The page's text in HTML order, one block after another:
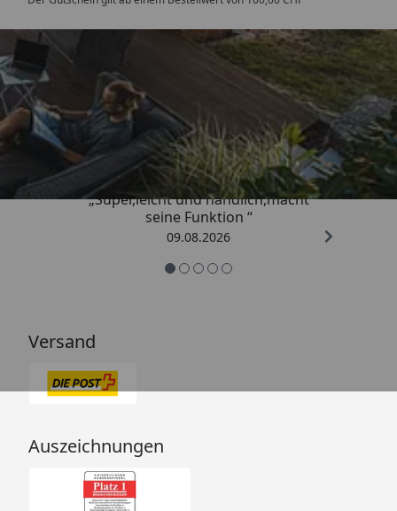
Trusted Shops
4,81/ 5
„Super,leicht und handlich,macht
seine Funktion “
09.08.2026
Versand
Auszeichnungen